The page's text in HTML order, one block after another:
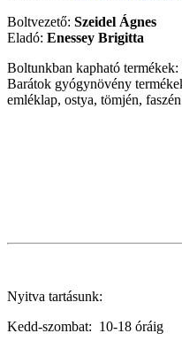
Boltvezető: Szeidel Ágnes
Eladó: Enessey Brigitta
Boltunkban kapható
Barátok gyógynövény
emléklap, ostya, tömjén,
Nyitva tartásunk:
Kedd-szombat: 10-18 óráig